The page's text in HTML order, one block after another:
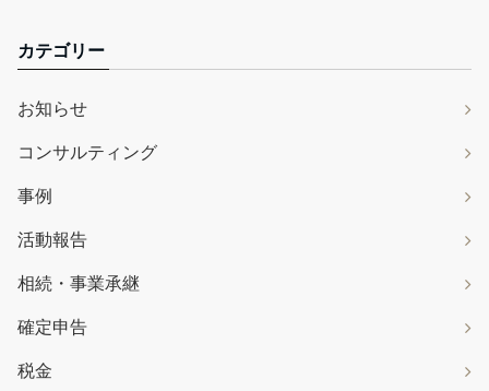
カテゴリー
お知らせ
コンサルティング
事例
活動報告
相続・事業承継
確定申告
税金